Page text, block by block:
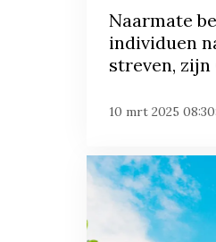
Naarmate
individuen
streven, zijn
10 mrt 2025